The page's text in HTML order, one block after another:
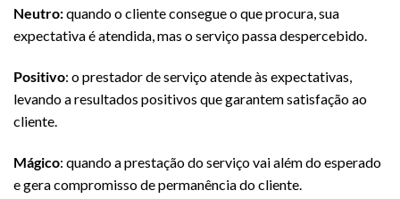
Neutro:quando o cliente consegue o que procura, sua
expectativa é atendida, mas o serviço passa despercebido.
Positivo: o prestador de serviço atende às expectativas,
levando a resultados positivos que garantem satisfação ao
cliente.
Mágico: quando a prestação do serviço vai além do esperado
e gera compromisso de permanência do cliente.